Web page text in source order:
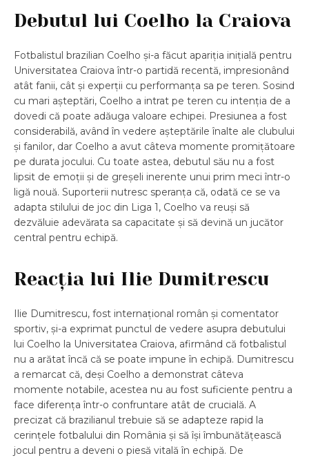
Debutul lui Coelho la Craiova
Fotbalistul brazilian Coelho și-a făcut apariția inițială pentru
Universitatea Craiova într-o partidă recentă, impresionând
atât fanii, cât și experții cu performanța sa pe teren. Sosind
cu mari așteptări, Coelho a intrat pe teren cu intenția de a
dovedi că poate adăuga valoare echipei. Presiunea a fost
considerabilă, având în vedere așteptările înalte ale clubului
și fanilor, dar Coelho a avut câteva momente promițătoare
pe durata jocului. Cu toate astea, debutul său nu a fost
lipsit de emoții și de greșeli inerente unui prim meci într-o
ligă nouă. Suporterii nutresc speranța că, odată ce se va
adapta stilului de joc din Liga 1, Coelho va reuși să
dezvăluie adevărata sa capacitate și să devină un jucător
central pentru echipă.
Reacția lui Ilie Dumitrescu
Ilie Dumitrescu, fost internațional român și comentator
sportiv, și-a exprimat punctul de vedere asupra debutului
lui Coelho la Universitatea Craiova, afirmând că fotbalistul
nu a arătat încă că se poate impune în echipă. Dumitrescu
a remarcat că, deși Coelho a demonstrat câteva
momente notabile, acestea nu au fost suficiente pentru a
face diferența într-o confruntare atât de crucială. A
precizat că brazilianul trebuie să se adapteze rapid la
cerințele fotbalului din România și să își îmbunătățească
jocul pentru a deveni o piesă vitală în echipă. De